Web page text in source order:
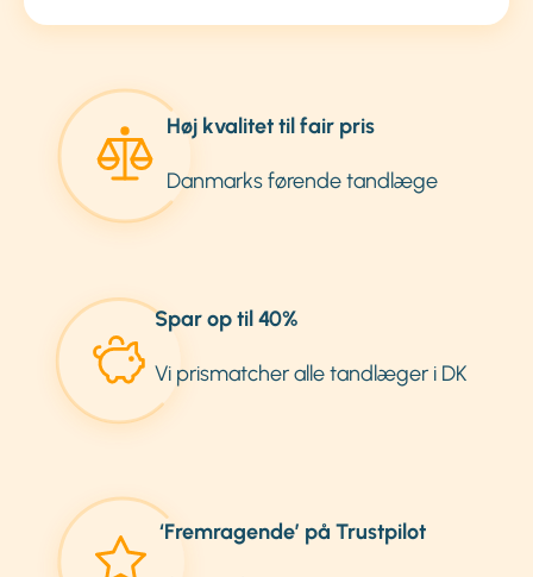
Høj kvalitet til fair pris
Danmarks førende tandlæge
Spar op til 40%
Vi prismatcher alle tandlæger i DK
‘Fremragende’ på Trustpilot